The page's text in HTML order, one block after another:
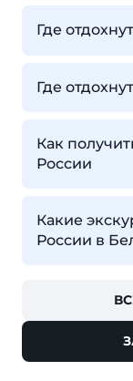
Где
Где
Как
России
Какие
России в